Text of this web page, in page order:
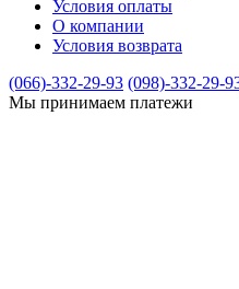
Условия оплаты
О компании
Условия возврата
(066)-332-29-93 (098)-332-29-
Мы принимаем платежи